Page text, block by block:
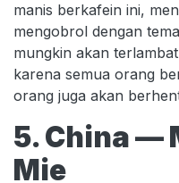
manis berkafein ini,
mengobrol dengan
mungkin akan
karena semua orang
orang juga akan
5. China —
Mie